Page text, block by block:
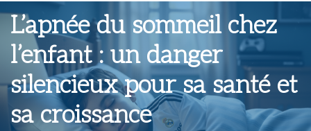
L’apnée du sommeil chez
l’enfant : un danger
silencieux pour sa santé et
sa croissance